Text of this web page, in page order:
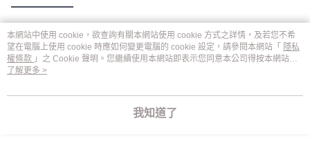
熱門標籤
本網站中使用 cookie，欲查詢有關本網站使用 cookie 方式之詳情，及若您不希
望在電腦上使用 cookie 時應如何變更電腦的 cookie 設定，請參閱本網站「 隱私
權條款 」之 Cookie 聲明。您繼續使用本網站即表示您同意本公司得按本網站使
用條款之 Cookie 聲明使用 cookie。
了解更多 >
我知道了